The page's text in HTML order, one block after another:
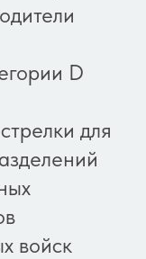
D
для
войск